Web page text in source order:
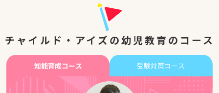
チャイルド・アイズの幼児教育のコース
知能育成コース 受験対策コース